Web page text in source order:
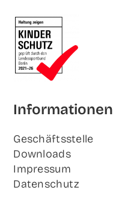
Infor­ma­tio­nen
Geschäfts­stel­le
Down­loads
Impres­sum
Daten­schutz